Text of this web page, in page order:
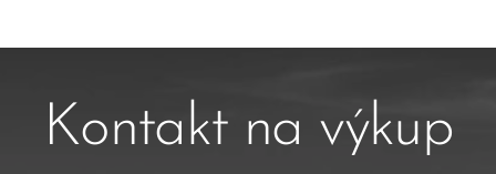
Kontakt na výkup